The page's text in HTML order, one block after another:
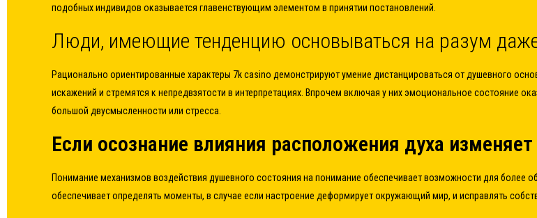
подобных индивидов оказывается главенствующим элементом в принятии постановлений.
Люди, имеющие тенденцию основываться на разум
Рационально ориентированные характеры 7k casino демонстрируют умение дистанцироваться от душевного
искажений и стремятся к непредвзятости в интерпретациях. Впрочем включая у них эмоциональное состояние
большой двусмысленности или стресса.
Если осознание влияния расположения духа
Понимание механизмов воздействия душевного состояния на понимание обеспечивает возможности для более
обеспечивает определять моменты, в случае если настроение деформирует окружающий мир, и исправлять